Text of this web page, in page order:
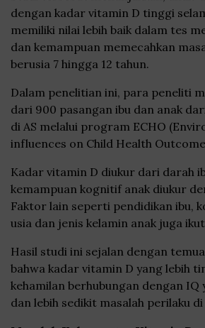
dengan kadar vitamin D tinggi
memiliki nilai lebih baik dalam tes
dan kemampuan memecahkan
berusia 7 hingga 12 tahun.
Dalam penelitian ini, para peneliti
dari 900 pasangan ibu dan anak
di AS melalui program ECHO
influences on Child Health
Kadar vitamin D diukur dari darah
kemampuan kognitif anak diukur
Faktor lain seperti pendidikan ibu,
usia dan jenis kelamin anak juga
Hasil studi ini sejalan dengan
bahwa kadar vitamin D yang lebih
kehamilan berhubungan dengan IQ
dan lebih sedikit masalah perilaku